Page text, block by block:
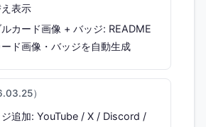
表示
カード画像 + バッジ: README
ド画像・バッジを自動生成
）
ジ追加: YouTube / X / Discord /